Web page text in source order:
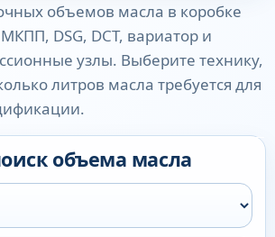
объемов масла в коробке
DSG, DCT, вариатор и
узлы. Выберите технику,
литров масла требуется для
объема масла